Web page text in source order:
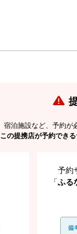
宿泊施設など、予約が
この提携店が予約でき
予約
「ふる